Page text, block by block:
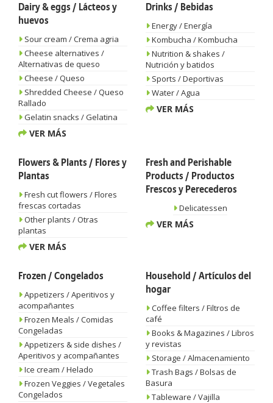
Dairy & eggs / Lácteos y
huevos
Sour cream / Crema agria
Cheese alternatives /
Alternativas de queso
Cheese / Queso
Shredded Cheese / Queso
Rallado
Gelatin snacks / Gelatina
VER MÁS
Drinks / Bebidas
Energy / Energía
Kombucha / Kombucha
Nutrition & shakes /
Nutrición y batidos
Sports / Deportivas
Water / Agua
VER MÁS
Flowers & Plants / Flores y
Plantas
Fresh cut flowers / Flores
frescas cortadas
Other plants / Otras
plantas
VER MÁS
Fresh and Perishable
Products / Productos
Frescos y Perecederos
Delicatessen
VER MÁS
Frozen / Congelados
Appetizers / Aperitivos y
acompañantes
Frozen Meals / Comidas
Congeladas
Appetizers & side dishes /
Aperitivos y acompañantes
Ice cream / Helado
Frozen Veggies / Vegetales
Congelados
Household / Artículos del
hogar
Coffee filters / Filtros de
café
Books & Magazines / Libros
y revistas
Storage / Almacenamiento
Trash Bags / Bolsas de
Basura
Tableware / Vajilla